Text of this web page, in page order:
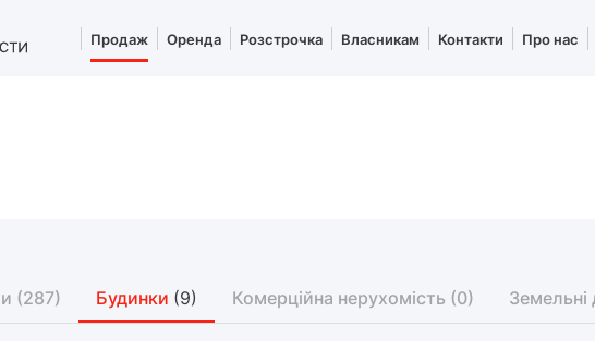
Продаж Оренда Розстрочка Власникам Контакти Про нас
(287) Будинки (9) Комерційна нерухомість (0) Земельні